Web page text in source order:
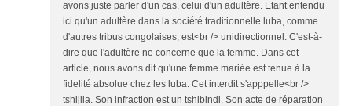
avons juste parler d'un cas, celui d'un adultère. Etant entendu
ici qu'un adultère dans la société traditionnelle luba, comme
d'autres tribus congolaises, est<br /> unidirectionnel. C'est-à-
dire que l'adultère ne concerne que la femme. Dans cet
article, nous avons dit qu'une femme mariée est tenue à la
fidelité absolue chez les luba. Cet interdit s'apppelle<br />
tshijila. Son infraction est un tshibindi. Son acte de réparation